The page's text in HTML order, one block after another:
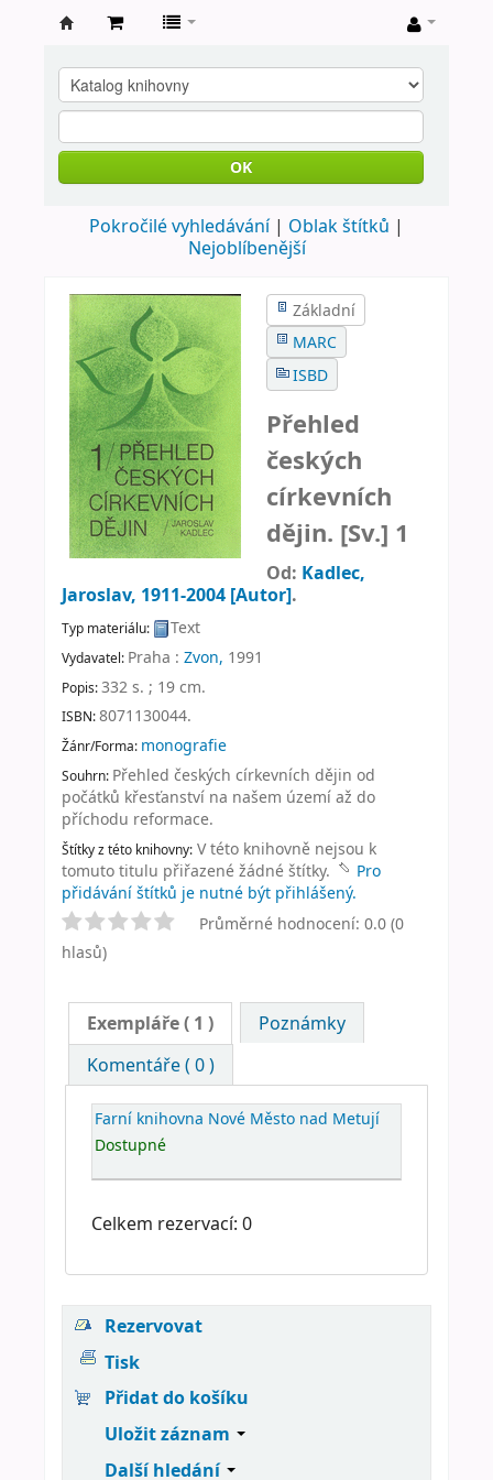
knihovna
Nové
Město
Metují
OK
Pokročilé vyhledávání
Oblak štítků
Nejoblíbenější
Základní
MARC
ISBD
Přehled
českých
církevních
dějin. [Sv.] 1
Od: Kadlec,
Jaroslav, 1911-2004 [Autor].
Typ materiálu: Text
Vydavatel: Praha : Zvon, 1991
Popis:332 s. ; 19 cm.
ISBN:8071130044.
Žánr/Forma: monografie
Souhrn: Přehled českých církevních dějin od
počátků křesťanství na našem území až do
příchodu reformace.
Štítky z této knihovny: V této knihovně nejsou k
tomuto titulu přiřazené žádné štítky.
Pro
přidávání štítků je nutné být přihlášený.
Průměrné hodnocení: 0.0 (0
hlasů)
Exempláře( 1 )
Poznámky
Komentáře ( 0 )
Farní knihovna Nové Město nad Metují
Dostupné
Celkem rezervací: 0
Rezervovat
Tisk
Přidat do košíku
Uložit záznam
Další hledání